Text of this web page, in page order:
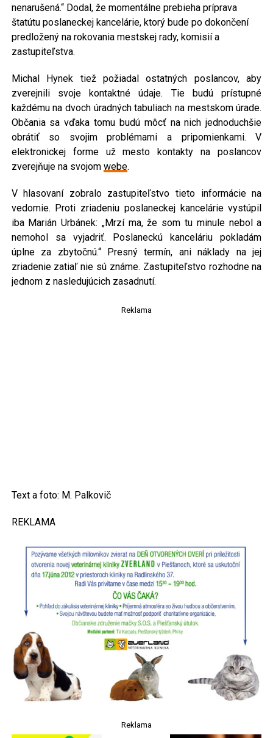
nenarušená.“ Dodal, že momentálne prebieha príprava
štatútu poslaneckej kancelárie, ktorý bude po dokončení
predložený na rokovania mestskej rady, komisií a
zastupiteľstva.
Michal Hynek tiež požiadal ostatných poslancov, aby
zverejnili svoje kontaktné údaje. Tie budú prístupné
každému na dvoch úradných tabuliach na mestskom úrade.
Občania sa vďaka tomu budú môcť na nich jednoduchšie
obrátiť so svojim problémami a pripomienkami. V
elektronickej forme už mesto kontakty na poslancov
zverejňuje na svojom webe.
V hlasovaní zobralo zastupiteľstvo tieto informácie na
vedomie. Proti zriadeniu poslaneckej kancelárie vystúpil
iba Marián Urbánek: „Mrzí ma, že som tu minule nebol a
nemohol sa vyjadriť. Poslaneckú kanceláriu pokladám
úplne za zbytočnú.“ Presný termín, ani náklady na jej
zriadenie zatiaľ nie sú známe. Zastupiteľstvo rozhodne na
jednom z nasledujúcich zasadnutí.
Reklama
Text a foto: M. Palkovič
REKLAMA
Reklama